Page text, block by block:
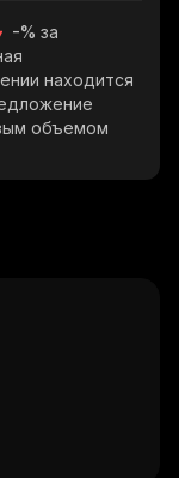
-% за
находится
объемом